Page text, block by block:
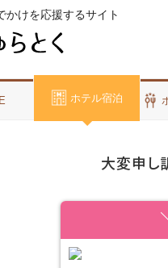
かけを応援するサイト
ホテル宿泊
大変申し